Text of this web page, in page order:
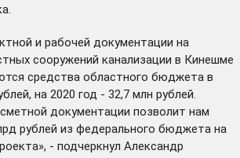
и рабочей документации на
сооружений канализации в Кинешме
средства областного бюджета в
на 2020 год - 32,7 млн рублей.
документации позволит нам
рублей из федерального бюджета на
- подчеркнул Александр